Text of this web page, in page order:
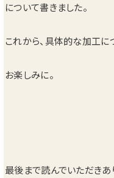
について書きました。
これから、具体的な加工に
お楽しみに。
最後まで読んでいただきあ